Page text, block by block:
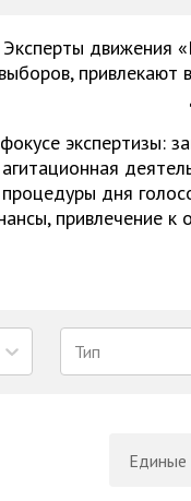
Эксперты движения
выборов, привлекают
экспертизы:
агитационная
процедуры дня
привлечение к
Тип
Единые